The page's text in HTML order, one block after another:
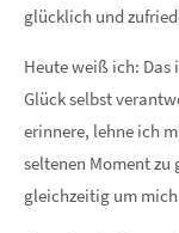
glücklich und
Heute weiß ich: Das
Glück selbst
erinnere, lehne ich
seltenen Moment
gleichzeitig um